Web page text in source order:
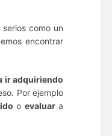
como un
encontrar
ir adquiriendo
Por ejemplo
o evaluara